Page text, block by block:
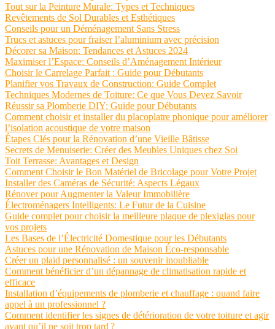
Tout sur la Peinture Murale: Types et Techniques
Revêtements de Sol Durables et Esthétiques
Conseils pour un Déménagement Sans Stress
Trucs et astuces pour fraiser l’aluminium avec précision
Décorer sa Maison: Tendances et Astuces 2024
Maximiser l’Espace: Conseils d’Aménagement Intérieur
Choisir le Carrelage Parfait : Guide pour Débutants
Planifier vos Travaux de Construction: Guide Complet
Techniques Modernes de Toiture: Ce que Vous Devez Savoir
Réussir sa Plomberie DIY: Guide pour Débutants
Comment choisir et installer du placoplatre phonique pour améliorer
l’isolation acoustique de votre maison
Étapes Clés pour la Rénovation d’une Vieille Bâtisse
Secrets de Menuiserie: Créer des Meubles Uniques chez Soi
Toit Terrasse: Avantages et Design
Comment Choisir le Bon Matériel de Bricolage pour Votre Projet
Installer des Caméras de Sécurité: Aspects Légaux
Rénover pour Augmenter la Valeur Immobilière
Électroménagers Intelligents: Le Futur de la Cuisine
Guide complet pour choisir la meilleure plaque de plexiglas pour
vos projets
Les Bases de l’Électricité Domestique pour les Débutants
Astuces pour une Rénovation de Maison Éco-responsable
Créer un plaid personnalisé : un souvenir inoubliable
Comment bénéficier d’un dépannage de climatisation rapide et
efficace
Installation d’équipements de plomberie et chauffage : quand faire
appel à un professionnel ?
Comment identifier les signes de détérioration de votre toiture et agir
avant qu’il ne soit trop tard ?